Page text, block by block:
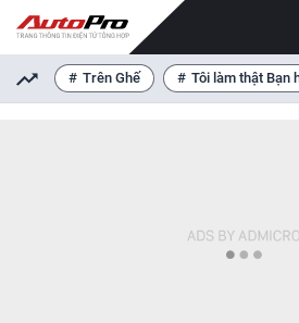
Trên Ghế Tôi làm thật Bạn